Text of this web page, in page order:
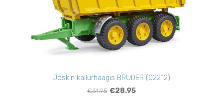
Joskin kallurhaagis BRUDER (02212)
€31.95 €28.95